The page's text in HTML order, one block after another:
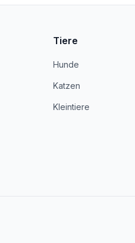
Tiere
Hunde
Katzen
Kleintiere